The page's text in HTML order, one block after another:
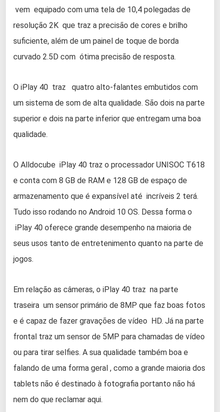
vem equipado com uma tela de 10,4 polegadas de
resolução 2K que traz a precisão de cores e brilho
suficiente, além de um painel de toque de borda
curvado 2.5D com ótima precisão de resposta.
O iPlay 40 traz quatro alto-falantes embutidos com
um sistema de som de alta qualidade. São dois na parte
superior e dois na parte inferior que entregam uma boa
qualidade.
O Alldocube iPlay 40 traz o processador UNISOC T618
e conta com 8 GB de RAM e 128 GB de espaço de
armazenamento que é expansível até incríveis 2 terá.
Tudo isso rodando no Android 10 OS. Dessa forma o
iPlay 40 oferece grande desempenho na maioria de
seus usos tanto de entretenimento quanto na parte de
jogos.
Em relação as câmeras, o iPlay 40 traz na parte
traseira um sensor primário de 8MP que faz boas fotos
e é capaz de fazer gravações de vídeo HD. Já na parte
frontal traz um sensor de 5MP para chamadas de vídeo
ou para tirar selfies. A sua qualidade também boa e
falando de uma forma geral , como a grande maioria dos
tablets não é destinado à fotografia portanto não há
nem do que reclamar aqui.